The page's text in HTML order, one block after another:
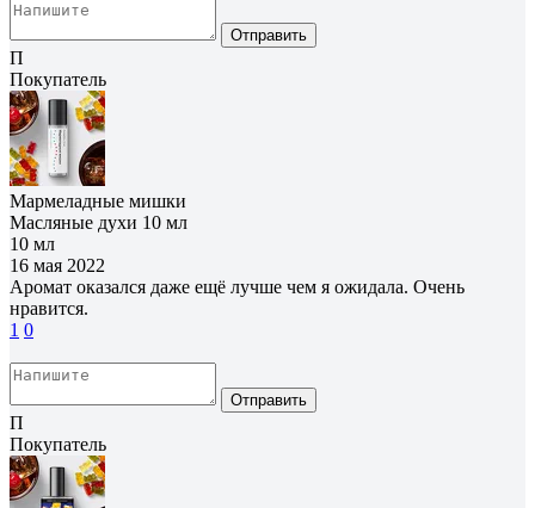
Отправить
П
Покупатель
Мармеладные мишки
Масляные духи 10 мл
10 мл
16 мая 2022
Аромат оказался даже ещё лучше чем я ожидала. Очень
нравится.
1 0
Отправить
П
Покупатель